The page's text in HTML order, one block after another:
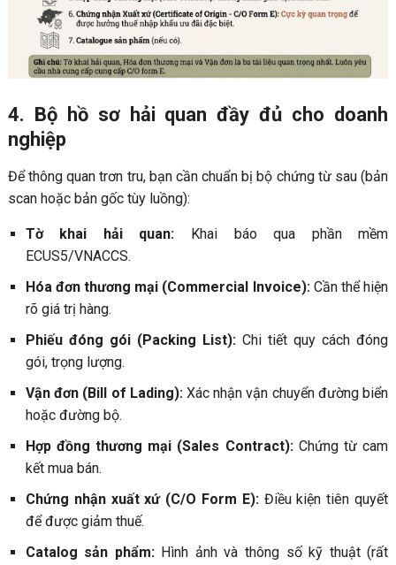
4. Bộ hồ sơ hải quan đầy đủ cho doanh
nghiệp
Để thông quan trơn tru, bạn cần chuẩn bị bộ chứng từ sau (bản
scan hoặc bản gốc tùy luồng):
Tờ khai hải quan: Khai báo qua phần mềm
ECUS5/VNACCS.
Hóa đơn thương mại (Commercial Invoice):Cần thể hiện
rõ giá trị hàng.
Phiếu đóng gói (Packing List): Chi tiết quy cách đóng
gói, trọng lượng.
Vận đơn (Bill of Lading):Xác nhận vận chuyển đường biển
hoặc đường bộ.
Hợp đồng thương mại (Sales Contract):Chứng từ cam
kết mua bán.
Chứng nhận xuất xứ (C/O Form E):Điều kiện tiên quyết
để được giảm thuế.
Catalog sản phẩm:Hình ảnh và thông số kỹ thuật (rất